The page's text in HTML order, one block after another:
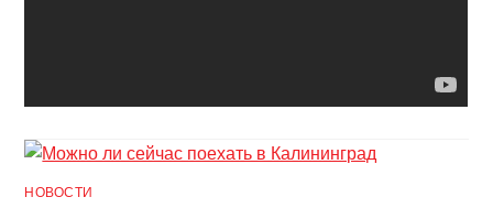
НОВОСТИ